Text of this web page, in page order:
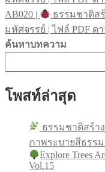
AB020 |
ธรรมชาติส
มหัศจรรย์ | ไฟล์ PDF ด
ค้นหาบทความ
โพสท์ล่าสุด
ธรรมชาติสร้า
ภาพระบายสีธรรม
Explore Trees
Vol.15